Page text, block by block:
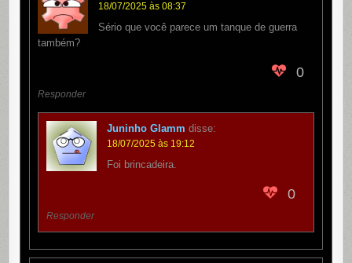
18/07/2025 às 08:37
Sério que você parece um tanque de guerra
também?
0
Responder
Juninho Glamm disse:
18/07/2025 às 19:12
Foi brincadeira.
0
Responder